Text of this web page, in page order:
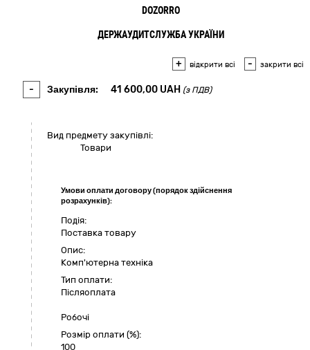
DOZORRO
ДЕРЖАУДИТСЛУЖБА УКРАЇНИ
+ відкрити всі - закрити всі
- Закупівля: 41 600,00 UAH (з ПДВ)
Вид предмету закупівлі:
Товари
Умови оплати договору (порядок здійснення
розрахунків):
Подія:
Поставка товару
Опис:
Комп'ютерна техніка
Тип оплати:
Пiсляоплата
Робочі
Розмір оплати (%):
100